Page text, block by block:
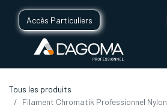
Accès Particuliers
Tous les produits
Filament Chromatik Professionnel